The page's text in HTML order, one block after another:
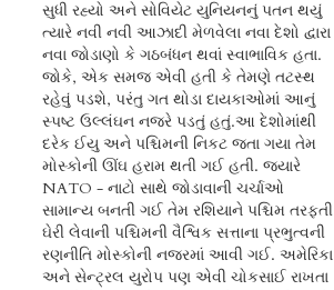
સુધી રહ્યો અને સોવિયેટ યુનિયનનું પતન થયું
ત્યારે નવી નવી આઝાદી મેળવેલા નવા દેશો દ્વારા
નવા જોડાણો કે ગઠબંધન થવાં સ્વાભાવિક હતા.
જોકે, એક સમજ એવી હતી કે તેમણે તટસ્થ
રહેવું પડશે, પરંતુ ગત થોડા દાયકાઓમાં આનું
સ્પષ્ટ ઉલ્લંઘન નજરે પડતું હતું.આ દેશોમાંથી
દરેક ઈયુ અને પશ્ચિમની નિકટ જતા ગયા તેમ
મોસ્કોની ઊંઘ હરામ થતી ગઈ હતી. જ્યારે
NATO - નાટો સાથે જોડાવાની ચર્ચાઓ
સામાન્ય બનતી ગઈ તેમ રશિયાને પશ્ચિમ તરફતી
ઘેરી લેવાની પશ્ચિમની વૈશ્વિક સત્તાના પ્રભુત્વની
રણનીતિ મોસ્કોની નજરમાં આવી ગઈ. અમેરિકા
અને સેન્ટ્રલ યુરોપ પણ એવી ચોકસાઈ રાખતા